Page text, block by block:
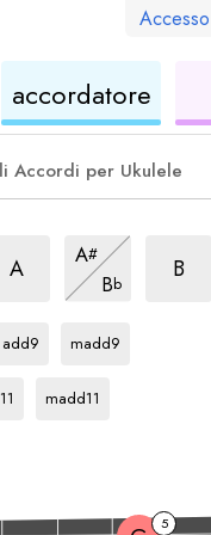
Accesso
accordatore
Accordi per Ukulele
A
arpeggio
A#
arpeggio
Bb
mM7
B
add9
madd9
madd11
5